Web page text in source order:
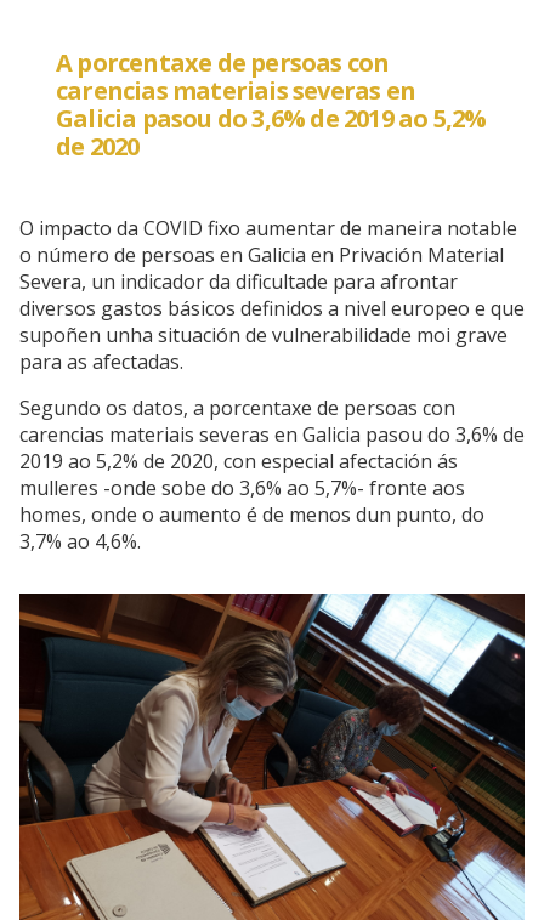
A porcentaxe de persoas con
carencias materiais severas en
Galicia pasou do 3,6% de 2019 ao 5,2%
de 2020
O impacto da COVID fixo aumentar de maneira notable
o número de persoas en Galicia en Privación Material
Severa, un indicador da dificultade para afrontar
diversos gastos básicos definidos a nivel europeo e que
supoñen unha situación de vulnerabilidade moi grave
para as afectadas.
Segundo os datos, a porcentaxe de persoas con
carencias materiais severas en Galicia pasou do 3,6% de
2019 ao 5,2% de 2020, con especial afectación ás
mulleres -onde sobe do 3,6% ao 5,7%- fronte aos
homes, onde o aumento é de menos dun punto, do
3,7% ao 4,6%.